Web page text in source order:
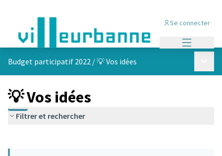
Se connecter
Budget participatif 2022 /💡 Vos idées
💡 Vos idées
Filtrer et rechercher